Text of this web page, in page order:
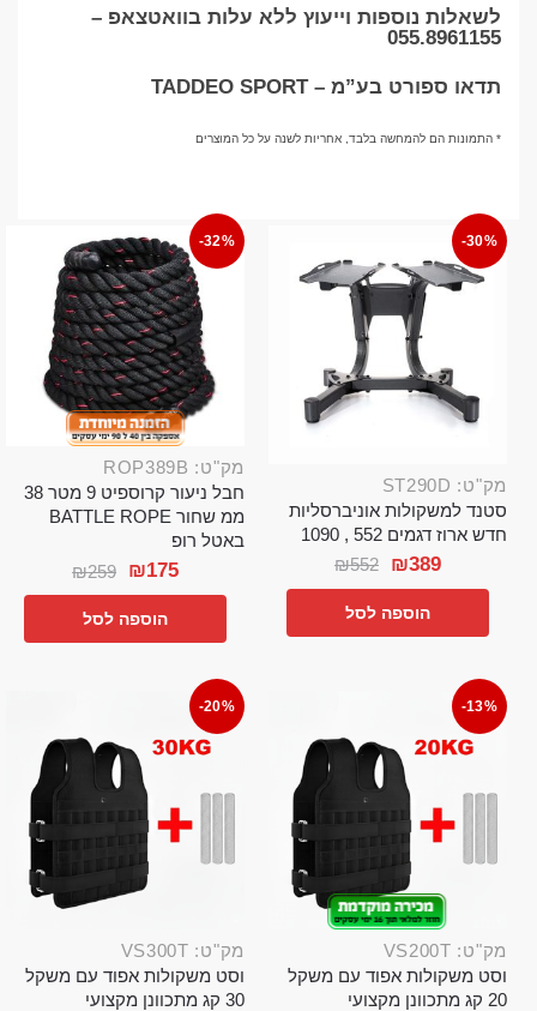
לשאלות נוספות וייעוץ ללא עלות בוואטצאפ –
055.8961155
תדאו ספורט בע”מ – TADDEO SPORT
* התמונות הם להמחשה בלבד, אחריות לשנה על כל המוצרים
-30%
מק"ט: ST290D
סטנד למשקולות אוניברסליות
חדש ארוז דגמים 552 , 1090
₪552 ₪389
הוספה לסל
-32%
מק"ט: ROP389B
חבל ניעור קרוספיט 9 מטר 38
ממ שחור BATTLE ROPE
באטל רופ
₪259 ₪175
הוספה לסל
-13%
מק"ט: VS200T
וסט משקולות אפוד עם משקל
20 קג מתכוונן מקצועי
-20%
מק"ט: VS300T
וסט משקולות אפוד עם משקל
30 קג מתכוונן מקצועי